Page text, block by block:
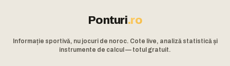
Ponturi.ro
Informație sportivă, nu jocuri de noroc. Cote live, analiză statistică și
instrumente de calcul — totul gratuit.